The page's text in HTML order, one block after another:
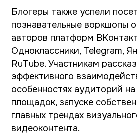
деятельности, которые помогли
сильнее и найти новые
«Если вы где-то оступились, не
так, как вам хотелось бы,
как индивидуальный, личный
обязательно, если вы будете
приведет вас в ту конечную
будете счастливы, где вы будете
своим любимым делом,
лучше и профессиональнее,
желаю»,– обратилась к